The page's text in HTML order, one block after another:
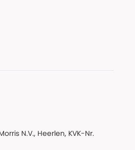
N.V., Heerlen, KVK-Nr.